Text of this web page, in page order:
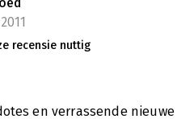
recensie nuttig
en verrassende nieuwe